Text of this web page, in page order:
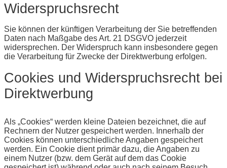
Widerspruchsrecht
Sie können der künftigen Verarbeitung der Sie betreffenden
Daten nach Maßgabe des Art. 21 DSGVO jederzeit
widersprechen. Der Widerspruch kann insbesondere gegen
die Verarbeitung für Zwecke der Direktwerbung erfolgen.
Cookies und Widerspruchsrecht bei
Direktwerbung
Als „Cookies“ werden kleine Dateien bezeichnet, die auf
Rechnern der Nutzer gespeichert werden. Innerhalb der
Cookies können unterschiedliche Angaben gespeichert
werden. Ein Cookie dient primär dazu, die Angaben zu
einem Nutzer (bzw. dem Gerät auf dem das Cookie